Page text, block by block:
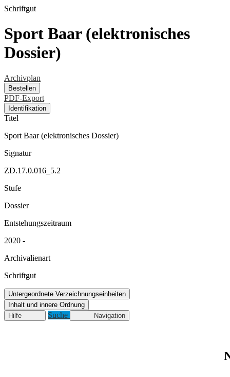
Schriftgut
Sport Baar (elektronisches
Dossier)
Archivplan
Bestellen
PDF-Export
Identifikation
Titel
Sport Baar (elektronisches Dossier)
Signatur
ZD.17.0.016_5.2
Stufe
Dossier
Entstehungszeitraum
2020 -
Archivalienart
Schriftgut
Untergeordnete Verzeichnungseinheiten
Inhalt und innere Ordnung
Hilfe
Suche Navigation